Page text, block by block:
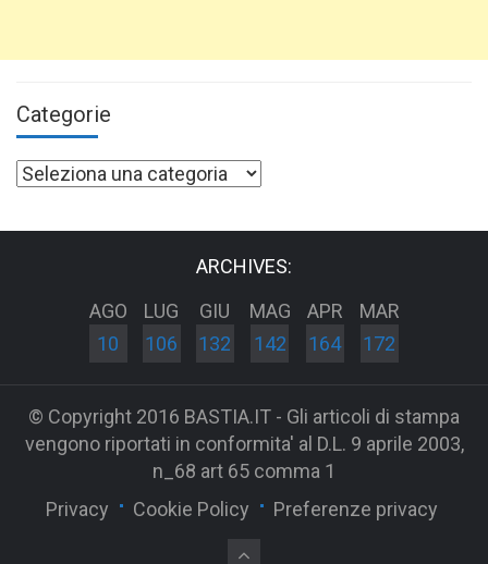
Categorie
Categorie
ARCHIVES:
AGO
10
LUG
106
GIU
132
MAG
142
APR
164
MAR
172
© Copyright 2016 BASTIA.IT - Gli articoli di stampa
vengono riportati in conformita' al D.L. 9 aprile 2003,
n_68 art 65 comma 1
Privacy
Cookie Policy Preferenze privacy